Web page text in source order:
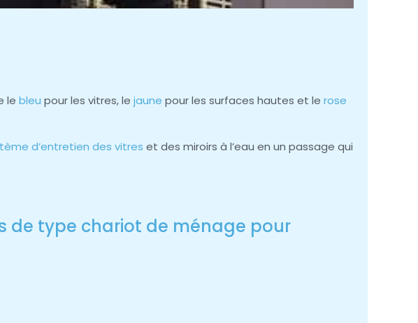
le bleu pour les vitres, le jaune pour les surfaces hautes et le rose
d’entretien des vitres et des miroirs à l’eau en un passage qui
de type chariot de ménage pour